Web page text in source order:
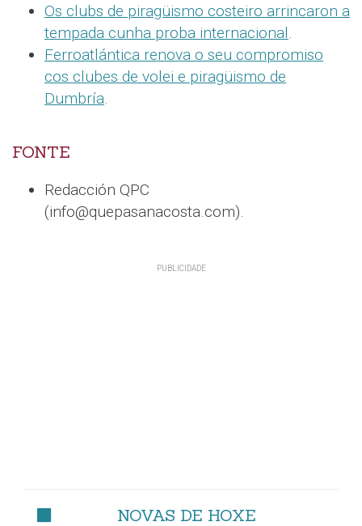
Os clubs de piragüismo costeiro arrincaron a
tempada cunha proba internacional
Ferroatlántica renova o seu compromiso
cos clubes de volei e piragüismo de
Dumbría
FONTE
Redacción QPC
(info@quepasanacosta.com).
NOVAS DE HOXE